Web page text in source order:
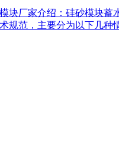
模块厂家介绍：硅砂模块
规范，主要分为以下几种